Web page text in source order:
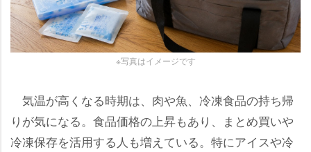
※写真はイメージです
気温が高くなる時期は、肉や魚、冷凍食品の持ち帰
りが気になる。食品価格の上昇もあり、まとめ買い
冷凍保存を活用する人も増えている。特にアイスや冷